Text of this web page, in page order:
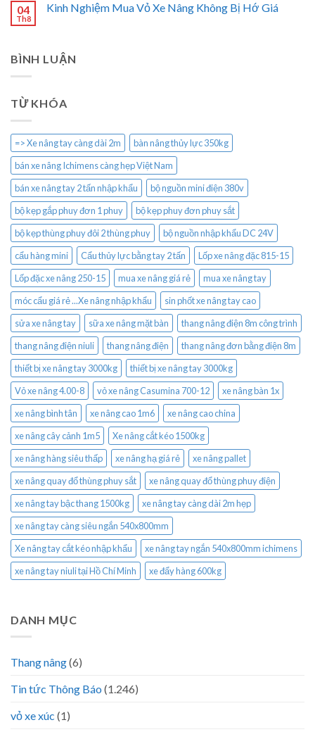
04
Th8
Kinh Nghiệm Mua Vỏ Xe Nâng Không Bị Hớ Giá
BÌNH LUẬN
TỪ KHÓA
=> Xe nâng tay càng dài 2m
bàn nâng thủy lực 350kg
bán xe nâng Ichimens càng hẹp Việt Nam
bán xe nâng tay 2 tấn nhập khẩu
bộ nguồn mini điện 380v
bộ kẹp gắp phuy đơn 1 phuy
bộ kẹp phuy đơn phuy sắt
bộ kẹp thùng phuy đôi 2 thùng phuy
bộ nguồn nhập khẩu DC 24V
cẩu hàng mini
Cẩu thủy lực bằng tay 2 tấn
Lốp xe nâng đặc 815-15
Lốp đặc xe nâng 250-15
mua xe nâng giá rẻ
mua xe nâng tay
móc cẩu giá rẻ ...Xe nâng nhập khẩu
sin phốt xe nâng tay cao
sửa xe nâng tay
sữa xe nâng mặt bàn
thang nâng điện 8m công trình
thang nâng điện niuli
thang nâng điện
thang nâng đơn bằng điện 8m
thiết bị xe nâng tay 3000kg
thiết bị xe nâng tay 3000kg
Vỏ xe nâng 4.00-8
vỏ xe nâng Casumina 700-12
xe nâng bàn 1x
xe nâng bình tân
xe nâng cao 1m6
xe nâng cao china
xe nâng cây cảnh 1m5
Xe nâng cắt kéo 1500kg
xe nâng hàng siêu thấp
xe nâng hạ giá rẻ
xe nâng pallet
xe nâng quay đổ thùng phuy sắt
xe nâng quay đổ thùng phuy điện
xe nâng tay bậc thang 1500kg
xe nâng tay càng dài 2m hẹp
xe nâng tay càng siêu ngắn 540x800mm
Xe nâng tay cắt kéo nhập khẩu
xe nâng tay ngắn 540x800mm ichimens
xe nâng tay niuli tại Hồ Chí Minh
xe đẩy hàng 600kg
DANH MỤC
Thang nâng(6)
Tin tức Thông Báo (1.246)
vỏ xe xúc (1)